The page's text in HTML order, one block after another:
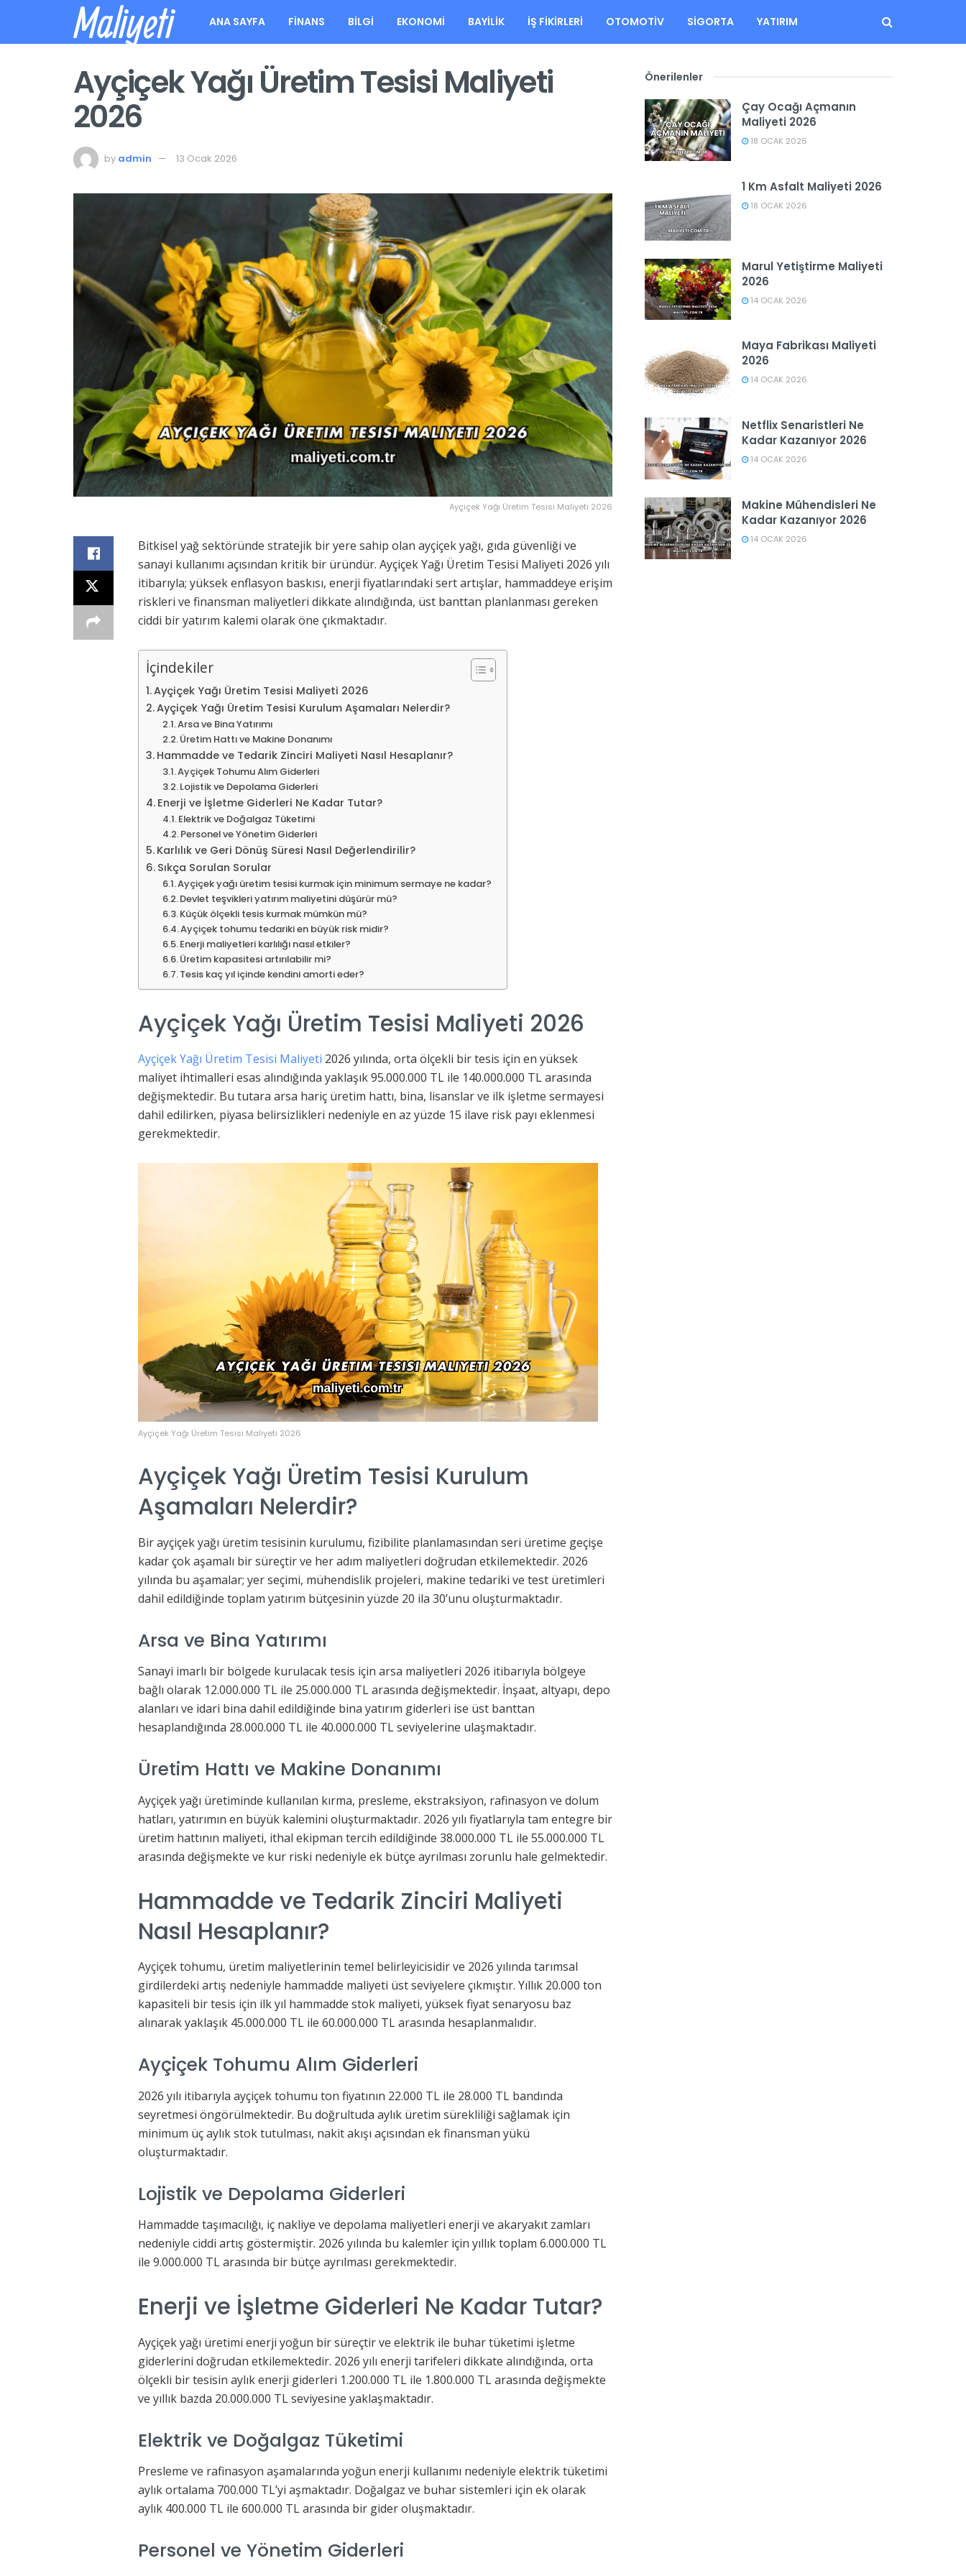
Maliyeti ANA SAYFA FINANS BILGI EKONOMI BAYILIK İŞ FIKIRLERI OTOMOTIV SIGORTA YATIRIM
Ayçiçek Yağı Üretim Tesisi Maliyeti
2026
by admin 13 Ocak 2026
Ayçiçek Yağı Üretim Tesisi Maliyeti 2026
Bitkisel yağ sektöründe stratejik bir yere sahip olan ayçiçek yağı, gıda güvenliği ve
sanayi kullanımı açısından kritik bir üründür. Ayçiçek Yağı Üretim Tesisi Maliyeti 2026 yılı
itibarıyla; yüksek enflasyon baskısı, enerji fiyatlarındaki sert artışlar, hammaddeye erişim
riskleri ve finansman maliyetleri dikkate alındığında, üst banttan planlanması gereken
ciddi bir yatırım kalemi olarak öne çıkmaktadır.
İçindekiler
Ayçiçek Yağı Üretim Tesisi Maliyeti 2026
Ayçiçek Yağı Üretim Tesisi Kurulum Aşamaları Nelerdir?
Arsa ve Bina Yatırımı
Üretim Hattı ve Makine Donanımı
Hammadde ve Tedarik Zinciri Maliyeti Nasıl Hesaplanır?
Ayçiçek Tohumu Alım Giderleri
Lojistik ve Depolama Giderleri
Enerji ve İşletme Giderleri Ne Kadar Tutar?
Elektrik ve Doğalgaz Tüketimi
Personel ve Yönetim Giderleri
Karlılık ve Geri Dönüş Süresi Nasıl Değerlendirilir?
Sıkça Sorulan Sorular
Ayçiçek yağı üretim tesisi kurmak için minimum sermaye ne kadar?
Devlet teşvikleri yatırım maliyetini düşürür mü?
Küçük ölçekli tesis kurmak mümkün mü?
Ayçiçek tohumu tedariki en büyük risk midir?
Enerji maliyetleri karlılığı nasıl etkiler?
Üretim kapasitesi artırılabilir mi?
Tesis kaç yıl içinde kendini amorti eder?
Ayçiçek Yağı Üretim Tesisi Maliyeti 2026
Ayçiçek Yağı Üretim Tesisi Maliyeti 2026 yılında, orta ölçekli bir tesis için en yüksek
maliyet ihtimalleri esas alındığında yaklaşık 95.000.000 TL ile 140.000.000 TL arasında
değişmektedir. Bu tutara arsa hariç üretim hattı, bina, lisanslar ve ilk işletme sermayesi
dahil edilirken, piyasa belirsizlikleri nedeniyle en az yüzde 15 ilave risk payı eklenmesi
gerekmektedir.
Ayçiçek Yağı Üretim Tesisi Maliyeti 2026
Ayçiçek Yağı Üretim Tesisi Kurulum
Aşamaları Nelerdir?
Bir ayçiçek yağı üretim tesisinin kurulumu, fizibilite planlamasından seri üretime geçişe
kadar çok aşamalı bir süreçtir ve her adım maliyetleri doğrudan etkilemektedir. 2026
yılında bu aşamalar; yer seçimi, mühendislik projeleri, makine tedariki ve test üretimleri
dahil edildiğinde toplam yatırım bütçesinin yüzde 20 ila 30’unu oluşturmaktadır.
Arsa ve Bina Yatırımı
Sanayi imarlı bir bölgede kurulacak tesis için arsa maliyetleri 2026 itibarıyla bölgeye
bağlı olarak 12.000.000 TL ile 25.000.000 TL arasında değişmektedir. İnşaat, altyapı, depo
alanları ve idari bina dahil edildiğinde bina yatırım giderleri ise üst banttan
hesaplandığında 28.000.000 TL ile 40.000.000 TL seviyelerine ulaşmaktadır.
Üretim Hattı ve Makine Donanımı
Ayçiçek yağı üretiminde kullanılan kırma, presleme, ekstraksiyon, rafinasyon ve dolum
hatları, yatırımın en büyük kalemini oluşturmaktadır. 2026 yılı fiyatlarıyla tam entegre bir
üretim hattının maliyeti, ithal ekipman tercih edildiğinde 38.000.000 TL ile 55.000.000 TL
arasında değişmekte ve kur riski nedeniyle ek bütçe ayrılması zorunlu hale gelmektedir.
Hammadde ve Tedarik Zinciri Maliyeti
Nasıl Hesaplanır?
Ayçiçek tohumu, üretim maliyetlerinin temel belirleyicisidir ve 2026 yılında tarımsal
girdilerdeki artış nedeniyle hammadde maliyeti üst seviyelere çıkmıştır. Yıllık 20.000 ton
kapasiteli bir tesis için ilk yıl hammadde stok maliyeti, yüksek fiyat senaryosu baz
alınarak yaklaşık 45.000.000 TL ile 60.000.000 TL arasında hesaplanmalıdır.
Ayçiçek Tohumu Alım Giderleri
2026 yılı itibarıyla ayçiçek tohumu ton fiyatının 22.000 TL ile 28.000 TL bandında
seyretmesi öngörülmektedir. Bu doğrultuda aylık üretim sürekliliği sağlamak için
minimum üç aylık stok tutulması, nakit akışı açısından ek finansman yükü
oluşturmaktadır.
Lojistik ve Depolama Giderleri
Hammadde taşımacılığı, iç nakliye ve depolama maliyetleri enerji ve akaryakıt zamları
nedeniyle ciddi artış göstermiştir. 2026 yılında bu kalemler için yıllık toplam 6.000.000 TL
ile 9.000.000 TL arasında bir bütçe ayrılması gerekmektedir.
Enerji ve İşletme Giderleri Ne Kadar Tutar?
Ayçiçek yağı üretimi enerji yoğun bir süreçtir ve elektrik ile buhar tüketimi işletme
giderlerini doğrudan etkilemektedir. 2026 yılı enerji tarifeleri dikkate alındığında, orta
ölçekli bir tesisin aylık enerji giderleri 1.200.000 TL ile 1.800.000 TL arasında değişmekte
ve yıllık bazda 20.000.000 TL seviyesine yaklaşmaktadır.
Elektrik ve Doğalgaz Tüketimi
Presleme ve rafinasyon aşamalarında yoğun enerji kullanımı nedeniyle elektrik tüketimi
aylık ortalama 700.000 TL’yi aşmaktadır. Doğalgaz ve buhar sistemleri için ek olarak
aylık 400.000 TL ile 600.000 TL arasında bir gider oluşmaktadır.
Personel ve Yönetim Giderleri
Önerilenler
Çay Ocağı Açmanın
Maliyeti 2026
18 OCAK 2026
1 Km Asfalt Maliyeti 2026
18 OCAK 2026
Marul Yetiştirme Maliyeti
2026
14 OCAK 2026
Maya Fabrikası Maliyeti
2026
14 OCAK 2026
Netflix Senaristleri Ne
Kadar Kazanıyor 2026
14 OCAK 2026
Makine Mühendisleri Ne
Kadar Kazanıyor 2026
14 OCAK 2026